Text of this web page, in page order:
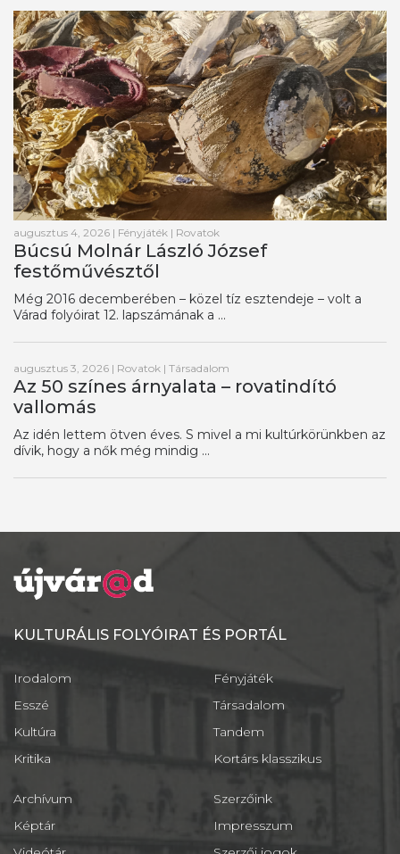
augusztus 4, 2026 | Fényjáték | Rovatok
Búcsú Molnár László József
festőművésztől
Még 2016 decemberében – közel tíz esztendeje – volt a
Várad folyóirat 12. lapszámának a ...
augusztus 3, 2026 | Rovatok | Társadalom
Az 50 színes árnyalata – rovatindító
vallomás
Az idén lettem ötven éves. S mivel a mi kultúrkörünkben az
dívik, hogy a nők még mindig ...
KULTURÁLIS FOLYÓIRAT ÉS PORTÁL
Irodalom
Esszé
Kultúra
Kritika
Fényjáték
Társadalom
Tandem
Kortárs klasszikus
Archívum
Képtár
Szerzőink
Impresszum